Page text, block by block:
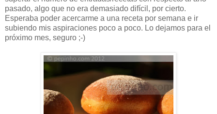
pasado, algo que no era demasiado difícil, por cierto.
Esperaba poder acercarme a una receta por semana e ir
subiendo mis aspiraciones poco a poco. Lo dejamos para el
próximo mes, seguro ;-)